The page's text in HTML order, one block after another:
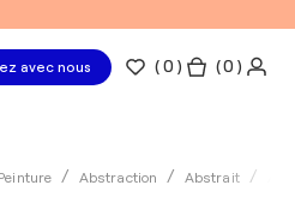
avec nous (0 ) ( 0 )
Abstraction Abstrait